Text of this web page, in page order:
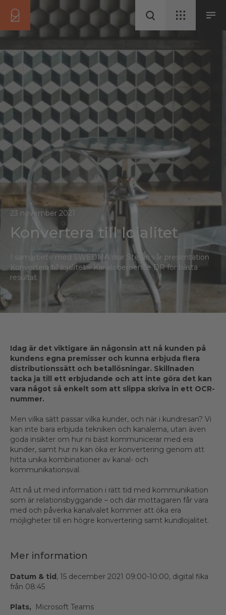
23 november 2021
Konvertera till lojalitet
I samarbete med SWEDMA drar Stefan vår presentation
Konvertera till lojalitet – Kanaloberoende DR för bästa
resultat
Idag är det viktigare än någonsin att nå kunden på
kundens egna premisser och kunna erbjuda flera
distributionssätt och betallösningar. Skillnaden
tacka ja till ett erbjudande och att inte göra det kan
vara något så enkelt som att slippa skriva in ett OCR-
nummer.
Men vilka sätt passar vilka kunder, och när i kundresan? Vi
kan inte bara erbjuda tekniken och kanalerna, utan även
goda insikter om hur ni bäst kommunicerar med era
kunder, samt hur ni kan öka er konvertering genom att
hitta unika kombinationer av kanal- och
kommunikationsval.
Att nå ut med information i rätt tid med kommunikation
som är relationsbyggande – och där mottagaren får vara
med och påverka kanalvalet kommer att öka era
möjligheter till en högre konvertering samt kundlojalitet.
Mer information
Datum & tid, 15 december 2021 09:00-10:00, digital fika
från 08:45
Plats, Microsoft Teams